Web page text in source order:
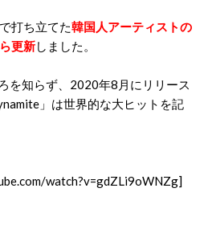
打ち立てた韓国人アーティストの
更新しました。
を知らず、2020年8月にリリース
」は世界的な大ヒットを記
watch?v=gdZLi9oWNZg]